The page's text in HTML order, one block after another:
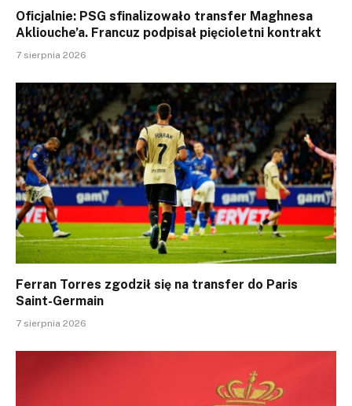
Oficjalnie: PSG sfinalizowało transfer Maghnesa
Akliouche’a. Francuz podpisał pięcioletni kontrakt
7 sierpnia 2026
Ferran Torres zgodził się na transfer do Paris
Saint-Germain
7 sierpnia 2026